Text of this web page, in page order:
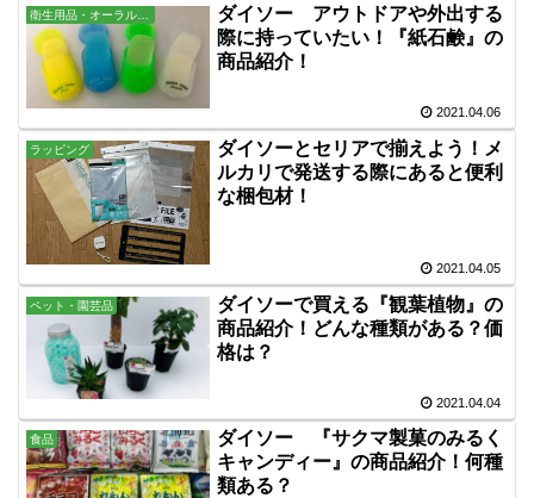
ダイソー アウトドアや外出する
際に持っていたい！『紙石鹸』の
商品紹介！
2021.04.06
ラッピング
ダイソーとセリアで揃えよう！メ
ルカリで発送する際にあると便利
な梱包材！
2021.04.05
ペット・園芸品
ダイソーで買える『観葉植物』の
商品紹介！どんな種類がある？価
格は？
2021.04.04
食品
ダイソー 『サクマ製菓のみるく
キャンディー』の商品紹介！何種
類ある？